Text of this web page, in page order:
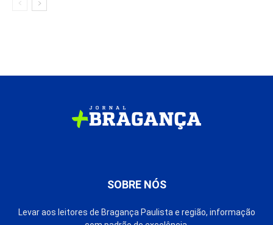
SOBRE NÓS
Levar aos leitores de Bragança Paulista e região, informação